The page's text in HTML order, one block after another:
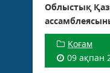
Облыстық
Қоғам
09 ақпан